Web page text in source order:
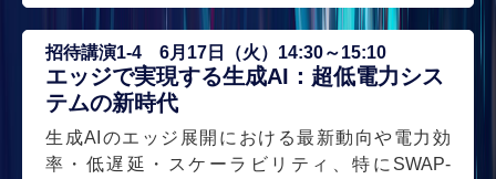
招待講演1-4 6月17日（火）14:30～15:10
エッジで実現する生成AI：超低電力シス
テムの新時代
生成AIのエッジ展開における最新動向や電力効
率・低遅延・スケーラビリティ、特にSWAP-